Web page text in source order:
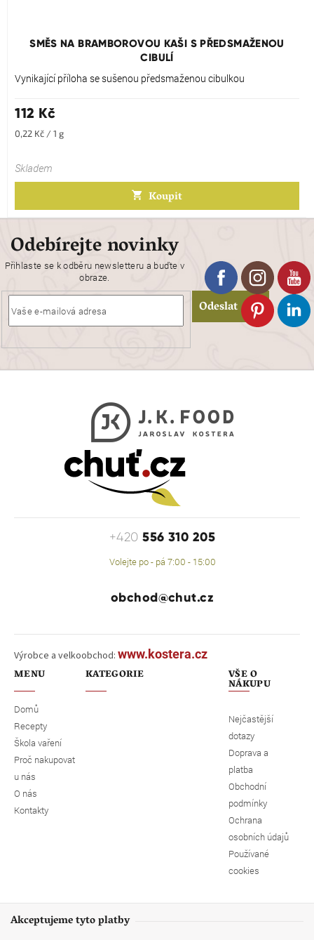
SMĚS NA BRAMBOROVOU KAŠI S PŘEDSMAŽENOU
CIBULÍ
produktu
z
Vynikající příloha se sušenou předsmaženou cibulkou
112 Kč
Měrná
0,22 Kč / 1 g
Skladem
Koupit
Odebírejte novinky
Přihlaste se k odběru newsletteru a buďte v
obraze.
Odeslat
+420556 310 205
Volejte po - pá 7:00 - 15:00
obchod@chut.cz
Výrobce a velkoobchod: www.kostera.cz
MENU
Domů
Recepty
Škola vaření
Proč nakupovat
u nás
O nás
Kontakty
KATEGORIE VŠE O
NÁKUPU
Nejčastější
dotazy
Doprava a
platba
Obchodní
podmínky
Ochrana
osobních údajů
Používané
cookies
Akceptujeme tyto platby